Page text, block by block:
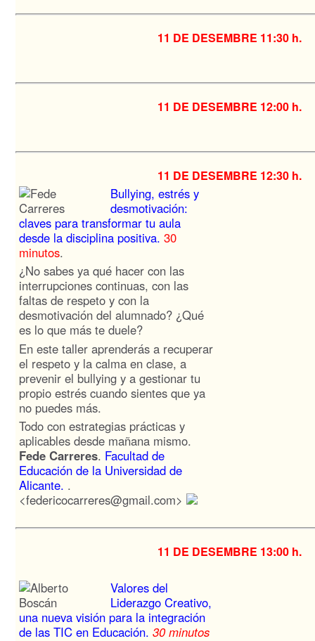
11 DE DESEMBRE 11:30 h.
11 DE DESEMBRE 12:00 h.
11 DE DESEMBRE 12:30 h.
Bullying, estrés y
desmotivación:
claves para transformar tu aula
desde la disciplina positiva. 30
minutos.
¿No sabes ya qué hacer con las
interrupciones continuas, con las
faltas de respeto y con la
desmotivación del alumnado? ¿Qué
es lo que más te duele?
En este taller aprenderás a recuperar
el respeto y la calma en clase, a
prevenir el bullying y a gestionar tu
propio estrés cuando sientes que ya
no puedes más.
Todo con estrategias prácticas y
aplicables desde mañana mismo.
Fede Carreres. Facultad de
Educación de la Universidad de
Alicante. .
<federicocarreres@gmail.com>
11 DE DESEMBRE 13:00 h.
Valores del
Liderazgo Creativo,
una nueva visión para la integración
de las TIC en Educación. 30 minutos